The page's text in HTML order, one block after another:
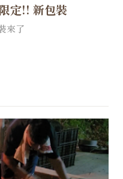
定!! 新包裝
來了